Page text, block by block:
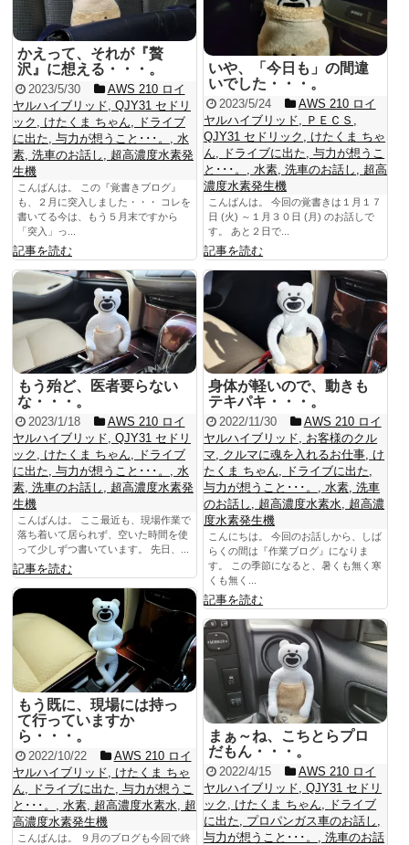
かえって、それが『贅
沢』に想える・・・。
2023/5/30
AWS 210 ロイ
ヤルハイブリッド, QJY31 セドリ
ック , けたくま ちゃん, ドライブ
に出た, 与力が想うこと･･･。 , 水
素, 洗車のお話し , 超高濃度水素発
生機
こんばんは。 この『覚書きブログ』
も、２月に突入しました・・・ コレを
書いてる今は、もう５月末ですから
「突入」っ...
記事を読む
いや、「今日も」の間違
いでした・・・。
2023/5/24
AWS 210 ロイ
ヤルハイブリッド, ＰＥＣＳ ,
QJY31 セドリック , けたくま ちゃ
ん, ドライブに出た,与力が想うこ
と･･･。 ,水素,洗車のお話し , 超高
濃度水素発生機
こんばんは。 今回の覚書きは１月１７
日 (火) ～１月３０日 (月) のお話しで
す。 あと２日で...
記事を読む
もう殆ど、医者要らない
な・・・。
2023/1/18
AWS 210 ロイ
ヤルハイブリッド, QJY31 セドリ
ック , けたくま ちゃん, ドライブ
に出た, 与力が想うこと･･･。 , 水
素, 洗車のお話し , 超高濃度水素発
生機
こんばんは。 ここ最近も、現場作業で
落ち着いて居られず、空いた時間を使
って少しずつ書いています。 先日、...
記事を読む
身体が軽いので、動きも
テキパキ・・・。
2022/11/30
AWS 210 ロイ
ヤルハイブリッド, お客様のクル
マ, クルマに魂を入れるお仕事, け
たくま ちゃん, ドライブに出た,
与力が想うこと･･･。 ,水素,洗車
のお話し , 超高濃度水素水, 超高濃
度水素発生機
こんにちは。 今回のお話しから、しば
らくの間は『作業ブログ』になりま
す。 この季節になると、暑くも無く寒
くも無く...
記事を読む
もう既に、現場には持っ
て行っていますか
ら・・・。
2022/10/22
AWS 210 ロイ
ヤルハイブリッド
けたくま ちゃ
ん
ドライブに出た 与力が想うこ
と･･･。
水素 超高濃度水素水
超
高濃度水素発生機
こんばんは。 ９月のブログも今回で終
まぁ～ね、こちとらプロ
だもん・・・。
2022/4/15
AWS 210 ロイ
ヤルハイブリッド ,QJY31 セドリ
ック
けたくま ちゃん
ドライブ
に出た
プロパンガス車のお話し
与力が想うこと･･･。
,洗車のお話